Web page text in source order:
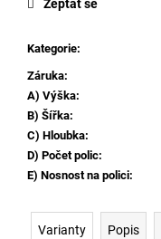
Kategorie:
Záruka:
A) Výška:
B) Šířka:
C) Hloubka:
D) Počet polic:
E) Nosnost na polici:
Zeptat se
Varianty Popis